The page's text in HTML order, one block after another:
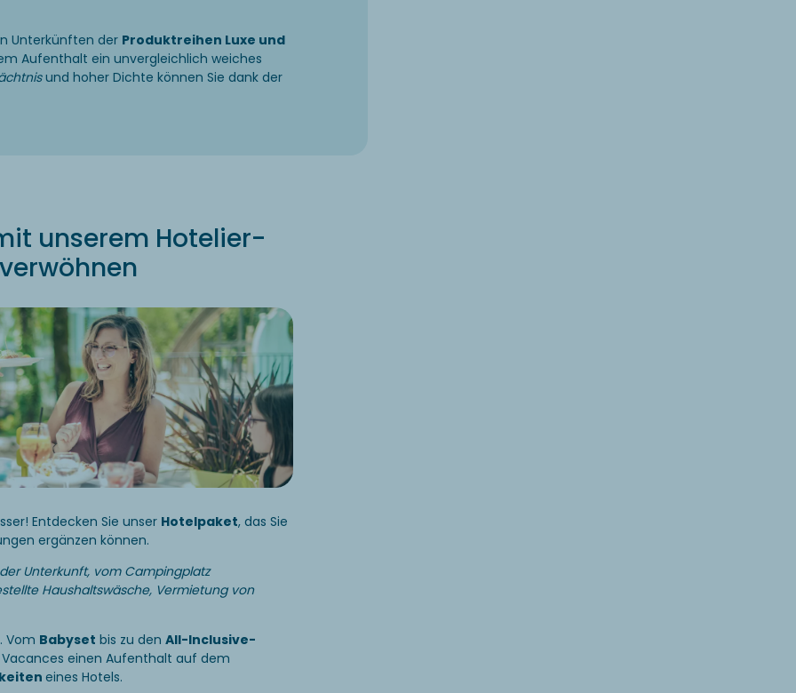
Unterkünften der Produktreihen Luxe und
Aufenthalt ein unvergleichlich weiches
und hoher Dichte können Sie dank der
unserem Hotelier-
Entdecken Sie unser Hotelpaket, das Sie
ergänzen können.
Unterkunft, vom Campingplatz
Haushaltswäsche, Vermietung von
Vom Babyset bis zu den All-Inclusive-
Vacances einen Aufenthalt auf dem
eines Hotels.